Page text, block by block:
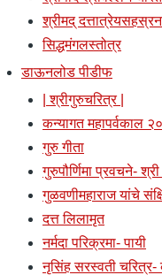
श्रीमद्
सिद्धमंगलस्तोत्र
डाऊनलोड पीडीफ
| श्रीगुरुचरित्र |
कन्यागत महापर्वकाल
गुरु गीता
गुरुपौर्णिमा प्रवचने-
गुळवणीमहाराज यांचे
दत्त लिलामृत
नर्मदा परिक्रमा- पायी
नृसिंह सरस्वती चरित्र-